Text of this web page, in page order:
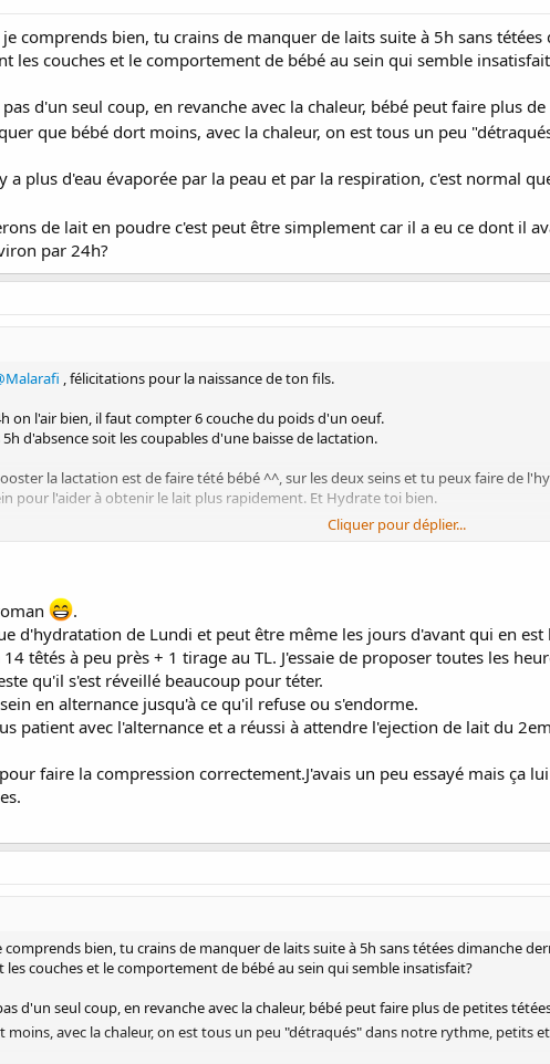
je comprends bien, tu crains de manquer de laits suite à 5h sans tétées
les couches et le comportement de bébé au sein qui semble
d'un seul coup, en revanche avec la chaleur, bébé peut faire plus
que bébé dort moins, avec la chaleur, on est tous un peu
a plus d'eau évaporée par la peau et par la respiration, c'est normal
de lait en poudre c'est peut être simplement car il a eu ce dont il
par 24h?
, félicitations pour la naissance de ton fils.
on l'air bien, il faut compter 6 couche du poids d'un oeuf.
5h d'absence soit les coupables d'une baisse de lactation.
la lactation est de faire tété bébé ^^, sur les deux seins et tu peux faire de
pour l'aider à obtenir le lait plus rapidement. Et Hydrate toi bien.
Cliquer pour déplier...
.
d'hydratation de Lundi et peut être même les jours d'avant qui en est
têtés à peu près + 1 tirage au TL. J'essaie de proposer toutes les
qu'il s'est réveillé beaucoup pour téter.
en alternance jusqu'à ce qu'il refuse ou s'endorme.
patient avec l'alternance et a réussi à attendre l'ejection de lait du
faire la compression correctement.J'avais un peu essayé mais ça
comprends bien, tu crains de manquer de laits suite à 5h sans tétées dimanche
les couches et le comportement de bébé au sein qui semble insatisfait?
d'un seul coup, en revanche avec la chaleur, bébé peut faire plus de petites
avec la chaleur, on est tous un peu "détraqués" dans notre rythme, petits